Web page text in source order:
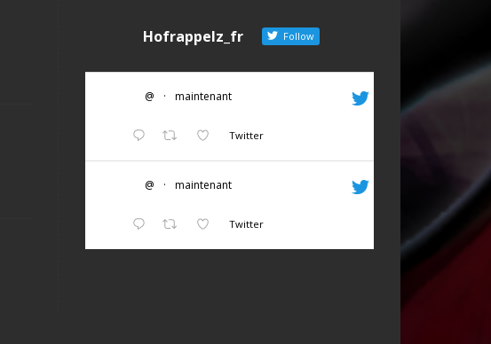
Hofrappelz_fr Follow
@ · maintenant
Twitter
@ · maintenant
Twitter